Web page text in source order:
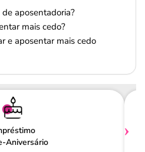
aposentadoria?
mais cedo?
e aposentar mais cedo
Aniversário